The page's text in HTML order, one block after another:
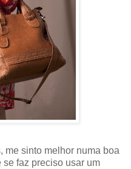
me sinto melhor numa boa
faz preciso usar um